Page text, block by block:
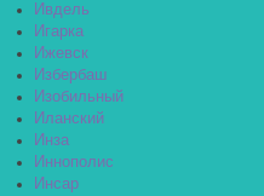
Ивдель
Игарка
Ижевск
Избербаш
Изобильный
Иланский
Инза
Иннополис
Инсар